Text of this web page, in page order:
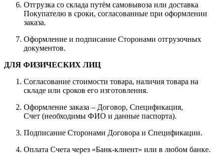
Отгрузка со склада путём самовывоза или доставка
Покупателю в сроки, согласованные при оформлении
заказа.
Оформление и подписание Сторонами отгрузочных
документов.
ДЛЯ ФИЗИЧЕСКИХ ЛИЦ
Согласование стоимости товара, наличия товара на
складе или сроков его изготовления.
Оформление заказа – Договор, Спецификация,
Счет (необходимы ФИО и данные паспорта).
Подписание Сторонами Договора и Спецификации.
Оплата Счета через «Банк-клиент» или в любом банке.